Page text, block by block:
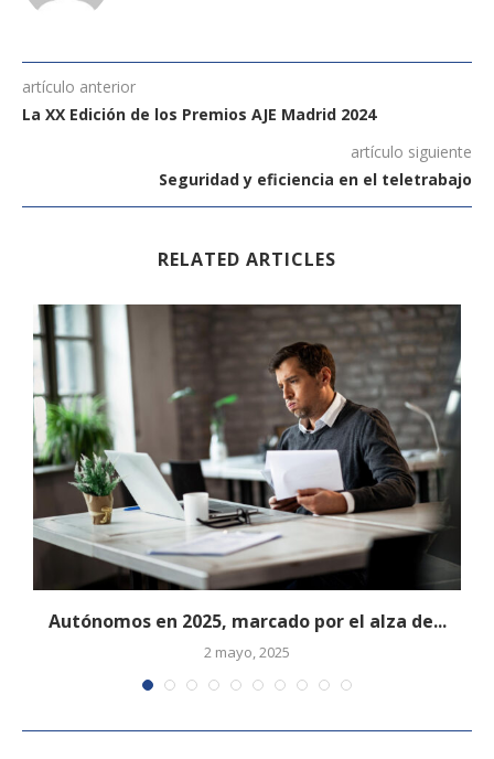
artículo anterior
La XX Edición de los Premios AJE Madrid 2024
artículo siguiente
Seguridad y eficiencia en el teletrabajo
RELATED ARTICLES
Autónomos en 2025, marcado por el alza de...
2 mayo, 2025